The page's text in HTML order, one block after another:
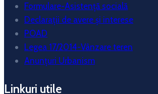
Formulare-Asistență socială
Declarații de avere și interese
POAD
Legea 17/2014-Vânzare teren
Anunțuri Urbanism
Linkuri utile